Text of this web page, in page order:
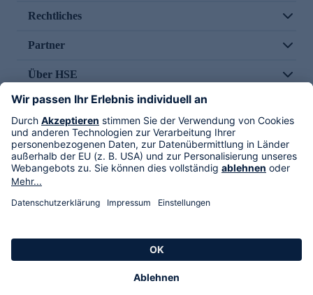
Rechtliches
Partner
Über HSE
Im TV
HSE International